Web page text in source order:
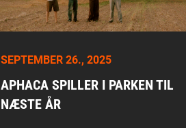
SEPTEMBER 26., 2025
APHACA SPILLER I PARKEN TIL
NÆSTE ÅR